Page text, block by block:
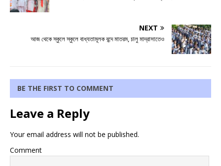
NEXT
আজ থেকে স্কুলে স্কুলে বাধ্যতামূলক বন্দে মাতরম, চালু মাদ্রাসাতেও
BE THE FIRST TO COMMENT
Leave a Reply
Your email address will not be published.
Comment